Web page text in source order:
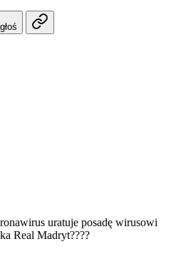
uratuje posadę wirusowi
Real Madryt????